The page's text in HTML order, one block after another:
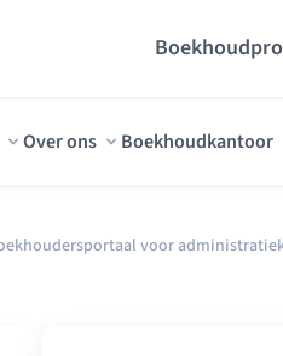
Over ons Boekhoudkantoor
voor